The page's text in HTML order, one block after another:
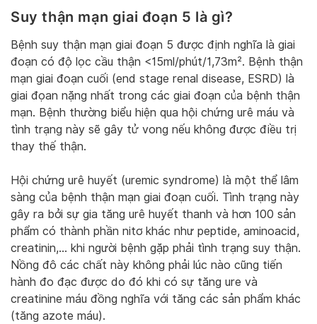
Suy thận mạn giai đoạn 5 là gì?
Bệnh suy thận mạn giai đoạn 5 được định nghĩa là giai
đoạn có độ lọc cầu thận <15ml/phút/1,73m². Bệnh thận
mạn giai đoạn cuối (end stage renal disease, ESRD) là
giai đọan nặng nhất trong các giai đoạn của bệnh thận
mạn. Bệnh thường biểu hiện qua hội chứng urê máu và
tình trạng này sẽ gây tử vong nếu không được điều trị
thay thế thận.
Hội chứng urê huyết (uremic syndrome) là một thể lâm
sàng của bệnh thận mạn giai đoạn cuối. Tình trạng này
gây ra bởi sự gia tăng urê huyết thanh và hơn 100 sản
phẩm có thành phần nitơ khác như peptide, aminoacid,
creatinin,… khi người bệnh gặp phải tình trạng suy thận.
Nồng đô các chất này không phải lúc nào cũng tiến
hành đo đạc được do đó khi có sự tăng ure và
creatinine máu đồng nghĩa với tăng các sản phẩm khác
(tăng azote máu).